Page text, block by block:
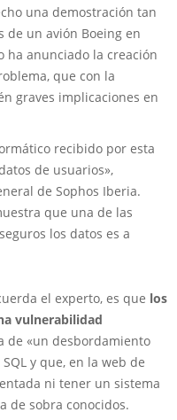
una demostración tan
de un avión Boeing en
ha anunciado la creación
que con la
graves implicaciones en
recibido por esta
de usuarios»,
de Sophos Iberia.
que una de las
los datos es a
el experto, es que los
vulnerabilidad
de «un desbordamiento
y que, en la web de
ni tener un sistema
de sobra conocidos.